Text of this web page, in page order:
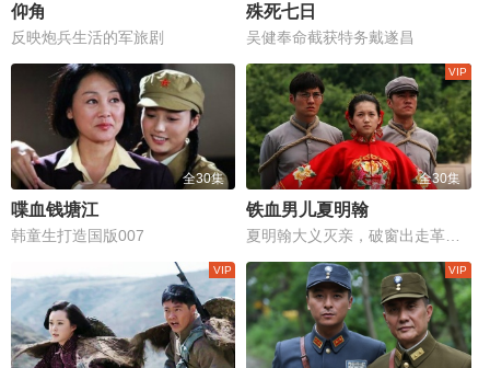
仰角
反映炮兵生活的军旅剧
殊死七日
吴健奉命截获特务戴遂昌
全30集
喋血钱塘江
韩童生打造国版007
全30集
铁血男儿夏明翰